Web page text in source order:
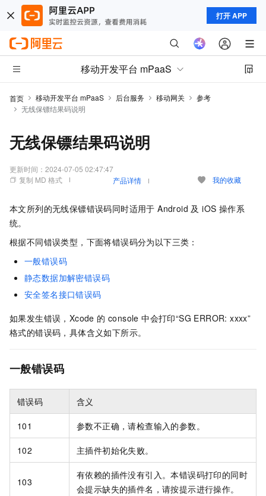
打开 APP
移动开发平台 mPaaS
首页 移动开发平台 mPaaS 后台服务 移动网关
参考
无线保镖结果码说明
无线保镖结果码说明
更新时间： 2024-07-05 02:47:47
复制 MD 格式
产品详情 我的收藏
本文所列的无线保镖错误码同时适用于 Android 及 iOS 操作系
统。
根据不同错误类型，下面将错误码分为以下三类：
一般错误码
静态数据加解密错误码
安全签名接口错误码
如果发生错误，Xcode 的 console 中会打印“SG ERROR: xxxx”
格式的错误码，具体含义如下所示。
一般错误码
错误码 含义
101 参数不正确，请检查输入的参数。
102 主插件初始化失败。
103
有依赖的插件没有引入。本错误码打印的同时
会提示缺失的插件名，请按提示进行操作。